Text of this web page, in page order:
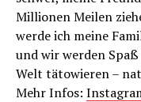
Millionen Meilen
werde ich meine
und wir werden
Welt tätowieren –
Mehr Infos: